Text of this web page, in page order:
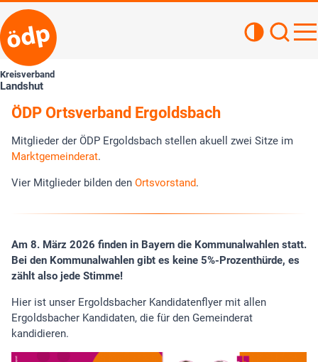
Kreisverband
Landshut
ÖDP Ortsverband Ergoldsbach
Mitglieder der ÖDP Ergoldsbach stellen akuell zwei Sitze im
Marktgemeinderat.
Vier Mitglieder bilden den Ortsvorstand.
Am 8. März 2026 finden in Bayern die Kommunalwahlen statt.
Bei den Kommunalwahlen gibt es keine 5%-Prozenthürde, es
zählt also jede Stimme!
Hier ist unser Ergoldsbacher Kandidatenflyer mit allen
Ergoldsbacher Kandidaten, die für den Gemeinderat
kandidieren.